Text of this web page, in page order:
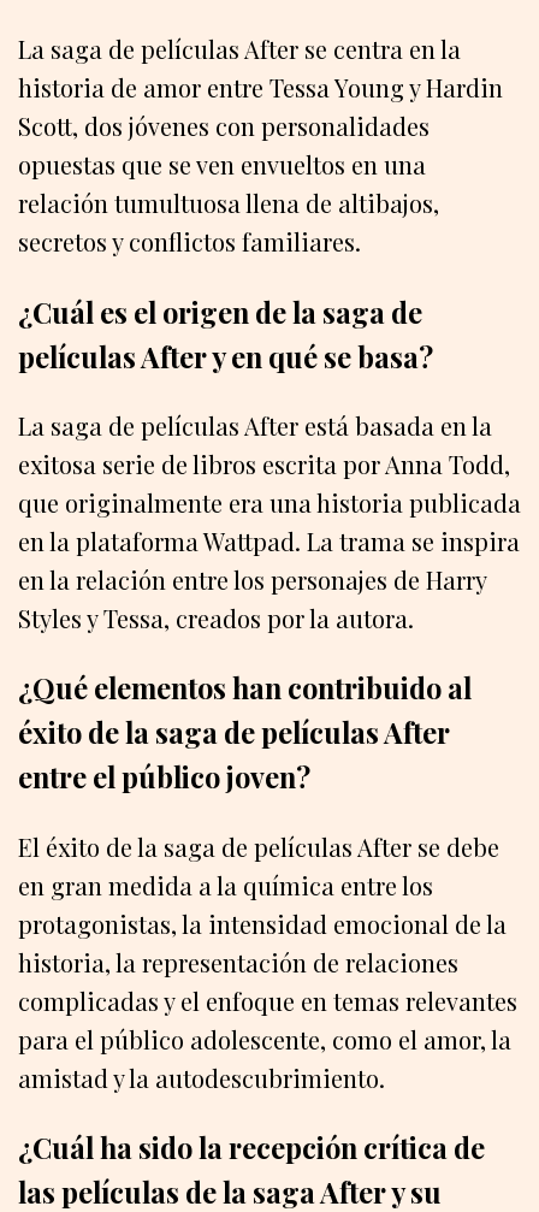
La saga de películas After se centra en la
historia de amor entre Tessa Young y Hardin
Scott, dos jóvenes con personalidades
opuestas que se ven envueltos en una
relación tumultuosa llena de altibajos,
secretos y conflictos familiares.
¿Cuál es el origen de la saga de
películas After y en qué se basa?
La saga de películas After está basada en la
exitosa serie de libros escrita por Anna Todd,
que originalmente era una historia publicada
en la plataforma Wattpad. La trama se inspira
en la relación entre los personajes de Harry
Styles y Tessa, creados por la autora.
¿Qué elementos han contribuido al
éxito de la saga de películas After
entre el público joven?
El éxito de la saga de películas After se debe
en gran medida a la química entre los
protagonistas, la intensidad emocional de la
historia, la representación de relaciones
complicadas y el enfoque en temas relevantes
para el público adolescente, como el amor, la
amistad y la autodescubrimiento.
¿Cuál ha sido la recepción crítica de
las películas de la saga After y su